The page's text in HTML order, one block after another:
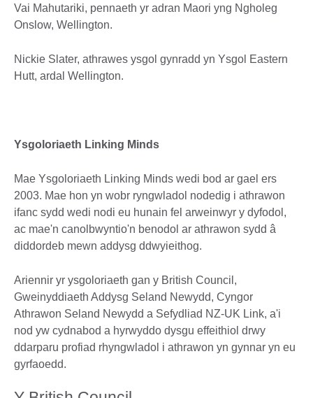
Vai Mahutariki, pennaeth yr adran Maori yng Ngholeg
Onslow, Wellington.
Nickie Slater, athrawes ysgol gynradd yn Ysgol Eastern
Hutt, ardal Wellington.
Ysgoloriaeth Linking Minds
Mae Ysgoloriaeth Linking Minds wedi bod ar gael ers
2003. Mae hon yn wobr ryngwladol nodedig i athrawon
ifanc sydd wedi nodi eu hunain fel arweinwyr y dyfodol,
ac mae'n canolbwyntio'n benodol ar athrawon sydd â
diddordeb mewn addysg ddwyieithog.
Ariennir yr ysgoloriaeth gan y British Council,
Gweinyddiaeth Addysg Seland Newydd, Cyngor
Athrawon Seland Newydd a Sefydliad NZ-UK Link, a'i
nod yw cydnabod a hyrwyddo dysgu effeithiol drwy
ddarparu profiad rhyngwladol i athrawon yn gynnar yn eu
gyrfaoedd.